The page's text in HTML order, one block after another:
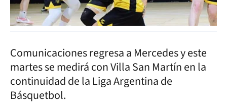
Comunicaciones regresa a Mercedes y este
martes se medirá con Villa San Martín en la
continuidad de la Liga Argentina de
Básquetbol.